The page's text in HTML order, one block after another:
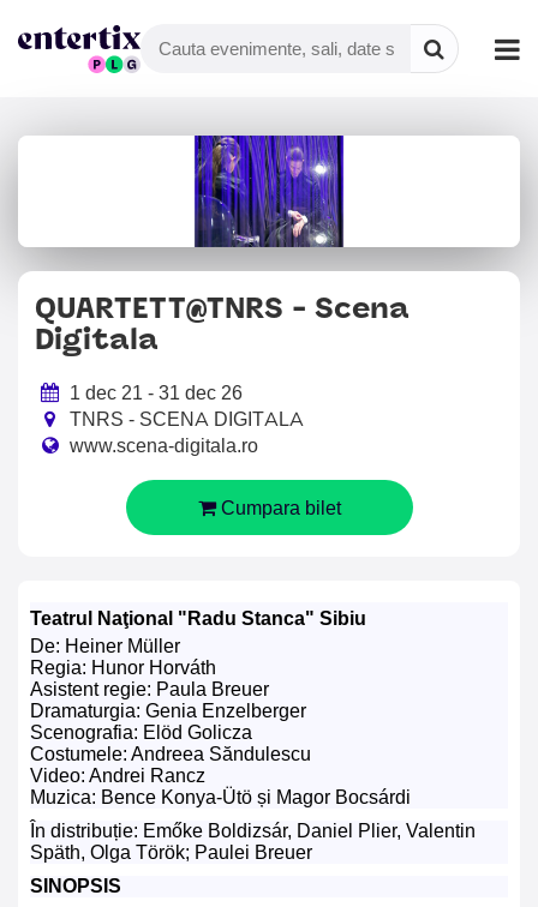
Teatrul Naţional "Radu Stanca" Sibiu
De: Heiner Müller
Regia: Hunor Horváth
Asistent regie: Paula Breuer
Dramaturgia: Genia Enzelberger
Scenografia: Elöd Golicza
Costumele: Andreea Săndulescu
Video: Andrei Rancz
Muzica: Bence Konya-Ütö și Magor Bocsárdi
În distribuție: Emőke Boldizsár, Daniel Plier, Valentin
Späth, Olga Török; Paulei Breuer
SINOPSIS
QUARTETT@TNRS - Scena
Digitala
1 dec 21 - 31 dec 26
TNRS - SCENA DIGITALA
www.scena-digitala.ro
Cumpara bilet